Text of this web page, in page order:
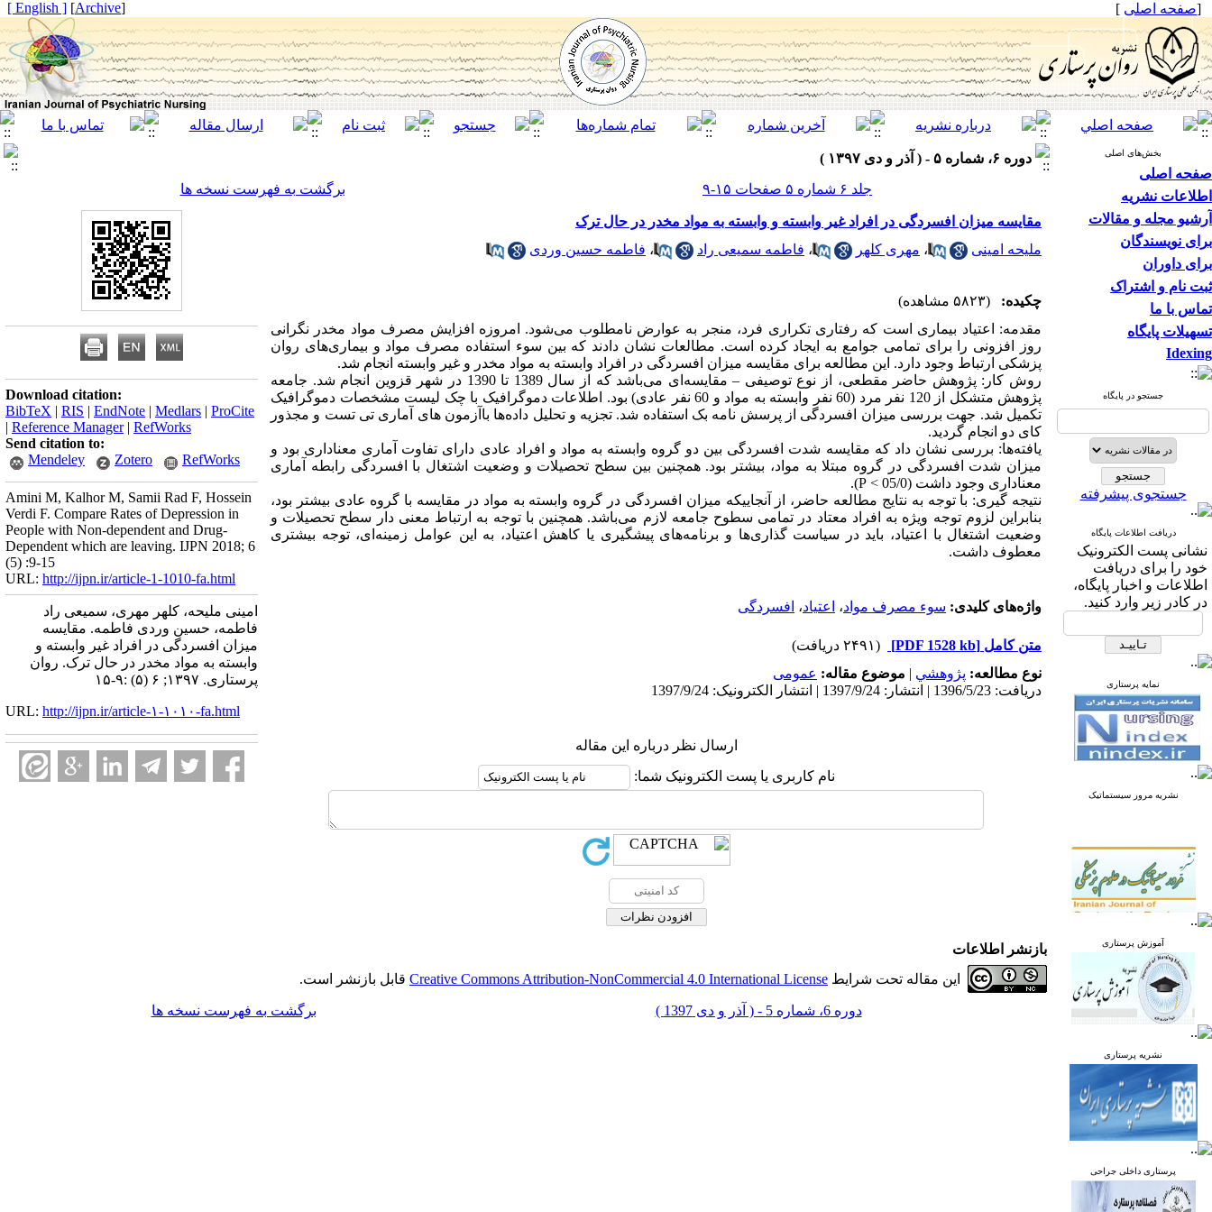
[صفحه اصلی ]
[
Archive
]
[ English ]
بخش‌های اصلی
صفحه اصلی
اطلاعات نشریه
آرشیو مجله و مقالات
برای نویسندگان
برای داوران
ثبت نام و اشتراک
تماس با ما
تسهیلات پایگاه
Idexing
جستجو در پایگاه
جستجوی پیشرفته
دریافت اطلاعات پایگاه
نشانی پست الکترونیک
خود را برای دریافت
اطلاعات و اخبار پایگاه،
در کادر زیر وارد کنید.
نمایه پرستاری
نشریه مرور سیستماتیک
آموزش پرستاری
نشریه پرستاری
پرستاری داخلی جراحی
دوره ۶، شماره ۵ - ( آذر و دی ۱۳۹۷ )
جلد ۶ شماره ۵ صفحات ۱۵-۹
برگشت به فهرست نسخه ها
مقایسه میزان افسردگی در افراد غیر وابسته و وابسته به مواد مخدر در حال ترک
ملیحه امینی
، مهری کلهر ، فاطمه سمیعی راد ، فاطمه حسین وردی
چکیده:
(۵۸۲۳ مشاهده)
مقدمه: اعتیاد بیماری است که رفتاری تکراری فرد، منجر به عوارض نامطلوب می‌شود. امروزه افزایش مصرف مواد مخدر نگرانی
روز افزونی را برای تمامی جوامع به ایجاد کرده است. مطالعات نشان دادند که بین سوء استفاده مصرف مواد و بیماری‌های روان
پزشکی ارتباط وجود دارد. این مطالعه برای مقایسه میزان افسردگی در افراد وابسته به مواد مخدر و غیر وابسته انجام شد.
روش کار: پژوهش حاضر مقطعی، از نوع توصیفی – مقایسه‌ای می‌باشد که از سال 1389 تا 1390 در شهر قزوین انجام شد. جامعه
پژوهش متشکل از 120 نفر مرد (60 نفر وابسته به مواد و 60 نفر عادی) بود. اطلاعات دموگرافیک با چک لیست مشخصات دموگرافیک
تکمیل شد. جهت بررسی میزان افسردگی از پرسش نامه بک استفاده شد. تجزیه و تحلیل داده‌ها باآزمون های آماری تی تست و مجذور
کای دو انجام گردید.
یافته‌ها: بررسی نشان داد که مقایسه شدت افسردگی بین دو گروه وابسته به مواد و افراد عادی دارای تفاوت آماری معناداری بود و
میزان شدت افسردگی در گروه مبتلا به مواد، بیشتر بود. همچنین بین سطح تحصیلات و وضعیت اشتغال با افسردگی رابطه آماری
معناداری وجود داشت (05/0 > P).
نتیجه گیری: با توجه به نتایج مطالعه حاضر، از آنجاییکه میزان افسردگی در گروه وابسته به مواد در مقایسه با گروه عادی بیشتر بود،
بنابراین لزوم توجه ویژه به افراد معتاد در تمامی سطوح جامعه لازم می‌باشد. همچنین با توجه به ارتباط معنی دار سطح تحصیلات و
وضعیت اشتغال با اعتیاد، باید در سیاست گذاری‌ها و برنامه‌های پیشگیری یا کاهش اعتیاد، به این عوامل زمینه‌ای، توجه بیشتری
معطوف داشت.
واژه‌های کلیدی: سوء مصرف مواد، اعتیاد، افسردگی
متن کامل [PDF 1528 kb]
(۲۴۹۱ دریافت)
نوع مطالعه: پژوهشي | موضوع مقاله: عمومى
دریافت: 1396/5/23 | انتشار: 1397/9/24 | انتشار الکترونیک: 1397/9/24
ارسال نظر درباره این مقاله
نام کاربری یا پست الکترونیک شما:
Download citation:
BibTeX | RIS | EndNote | Medlars | ProCite
| Reference Manager| RefWorks
Send citation to:
Mendeley
Zotero RefWorks
Amini M, Kalhor M, Samii Rad F, Hossein
Verdi F. Compare Rates of Depression in
People with Non-dependent and Drug-
Dependent which are leaving. IJPN 2018; 6
(5) :9-15
URL: http://ijpn.ir/article-1-1010-fa.html
امینی ملیحه، کلهر مهری، سمیعی راد
فاطمه، حسین وردی فاطمه. مقایسه
میزان افسردگی در افراد غیر وابسته و
وابسته به مواد مخدر در حال ترک. روان
پرستاری. ۱۳۹۷; ۶ (۵) :۹-۱۵
URL: http://ijpn.ir/article-۱-۱۰۱۰-fa.html
بازنشر اطلاعات
این مقاله تحت شرایط Creative Commons Attribution-NonCommercial 4.0 International License قابل بازنشر است.
دوره 6، شماره 5 - ( آذر و دی 1397 ) برگشت به فهرست نسخه ها